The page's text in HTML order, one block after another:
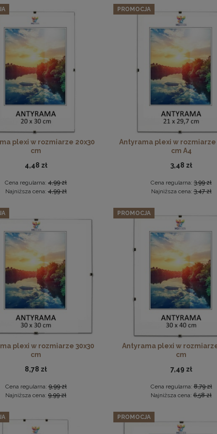
Płyta HDF w rozmiarze 50x50 cm
Ramka na zdjęcia 20x30 cm, drewniana w kolorze brązowym
74,09 zł
3 szt. ramek na zdjęcia 25 x 35 cm z lakierowanego
Cena regularna:
plexi w rozmiarze 20x30
cm
4,48 zł
Cena regularna: 4,99 zł
Najniższa cena:4,99 zł
Antyrama plexi w rozmiarze
cm A4
3,48 zł
Cena regularna: 3,99 zł
Najniższa cena:3,47 zł
PROMOCJA
plexi w rozmiarze 30x30
cm
8,78 zł
Cena regularna:9,99 zł
Najniższa cena: 9,99 zł
Antyrama plexi w
cm
7,49 zł
Cena regularna:8,79 zł
Najniższa cena: 6,58 zł
PROMOCJA
PROMOCJA